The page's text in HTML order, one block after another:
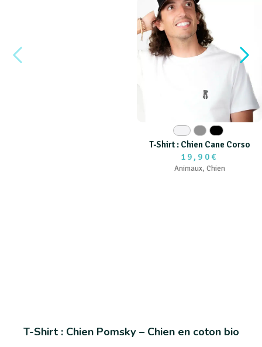
Blanc Gris Noir
T-Shirt : Chien Cane Corso
19,90€
Animaux, Chien
T-Shirt : Chien Pomsky – Chien en coton bio